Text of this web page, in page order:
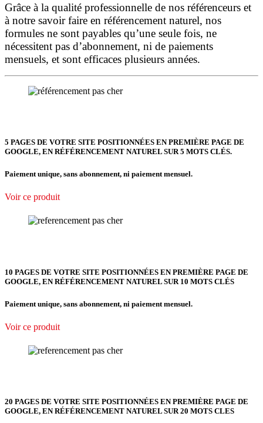
Grâce à la qualité professionnelle de nos référenceurs et
à notre savoir faire en référencement naturel, nos
formules ne sont payables qu’une seule fois, ne
nécessitent pas d’abonnement, ni de paiements
mensuels, et sont efficaces plusieurs années.
5 PAGES DE VOTRE SITE POSITIONNÉES EN PREMIÈRE PAGE DE
GOOGLE, EN RÉFÉRENCEMENT NATUREL SUR 5 MOTS CLÉS.
Paiement unique, sans abonnement, ni paiement mensuel.
Voir ce produit
10 PAGES DE VOTRE SITE POSITIONNÉES EN PREMIÈRE PAGE DE
GOOGLE, EN RÉFÉRENCEMENT NATUREL SUR 10 MOTS CLÉS
Paiement unique, sans abonnement, ni paiement mensuel.
Voir ce produit
20 PAGES DE VOTRE SITE POSITIONNÉES EN PREMIÈRE PAGE DE
GOOGLE, EN RÉFÉRENCEMENT NATUREL SUR 20 MOTS CLES